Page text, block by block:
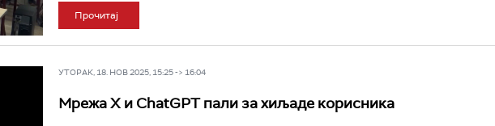
Прочитај
УТОРАК, 18. НОВ 2025, 15:25 -> 16:04
Мрежа X и ChatGPT пали за хиљаде корисника